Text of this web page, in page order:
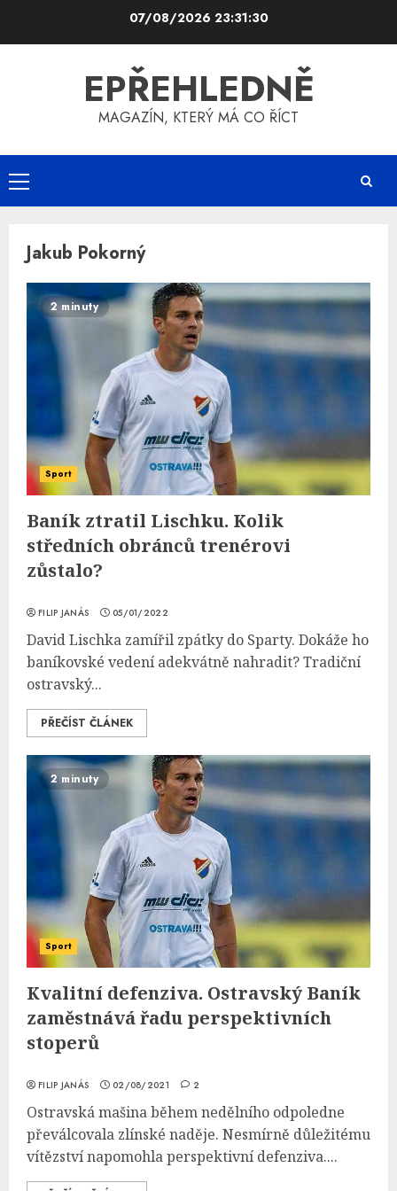
07/08/2026 23:31:30
EPŘEHLEDNĚ
MAGAZÍN, KTERÝ MÁ CO ŘÍCT
Primary
Menu
Jakub Pokorný
2 minuty
Sport
Baník ztratil Lischku. Kolik
středních obránců trenérovi
zůstalo?
FILIP JANÁS 05/01/2022
David Lischka zamířil zpátky do Sparty. Dokáže ho
baníkovské vedení adekvátně nahradit? Tradiční
ostravský...
PŘEČÍST ČLÁNEK
2 minuty
Sport
Kvalitní defenziva. Ostravský Baník
zaměstnává řadu perspektivních
stoperů
FILIP JANÁS 02/08/2021 2
Ostravská mašina během nedělního odpoledne
převálcovala zlínské naděje. Nesmírně důležitému
vítězství napomohla perspektivní defenziva....